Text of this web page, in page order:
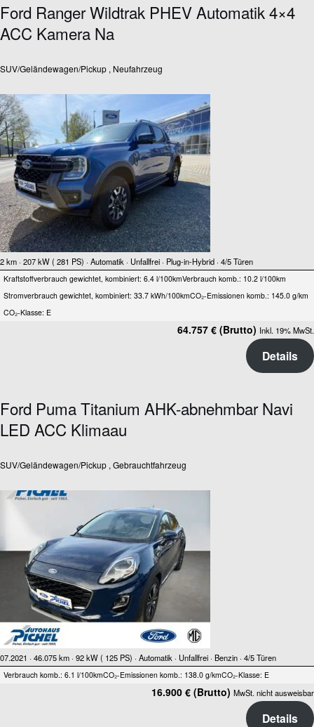
Ford Ranger Wildtrak PHEV Automatik 4×4
ACC Kamera Na
SUV/Geländewagen/Pickup , Neufahrzeug
2 km · 207 kW ( 281 PS) · Automatik · Unfallfrei · Plug-in-Hybrid · 4/5 Türen
Kraftstoffverbrauch gewichtet, kombiniert: 6.4 l/100kmVerbrauch komb.: 10.2 l/100km
Stromverbrauch gewichtet, kombiniert: 33.7 kWh/100kmCO₂-Emissionen komb.: 145.0 g/km
CO₂-Klasse: E
64.757 € (Brutto) Inkl. 19% MwSt.
Details
Ford Puma Titanium AHK-abnehmbar Navi
LED ACC Klimaau
SUV/Geländewagen/Pickup , Gebrauchtfahrzeug
07.2021 · 46.075 km · 92 kW ( 125 PS) · Automatik · Unfallfrei · Benzin · 4/5 Türen
Verbrauch komb.: 6.1 l/100kmCO₂-Emissionen komb.: 138.0 g/kmCO₂-Klasse: E
16.900 € (Brutto) MwSt. nicht ausweisbar
Details